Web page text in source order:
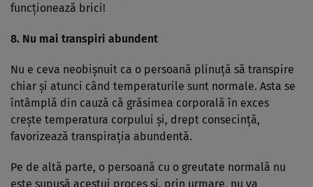
funcţionează brici!
8. Nu mai transpiri abundent
Nu e ceva neobişnuit ca o persoană plinuţă să transpire
chiar şi atunci când temperaturile sunt normale. Asta se
întâmplă din cauză că grăsimea corporală în exces
creşte temperatura corpului şi, drept consecinţă,
favorizează transpiraţia abundentă.
Pe de altă parte, o persoană cu o greutate normală nu
este supusă acestui proces şi, prin urmare, nu va